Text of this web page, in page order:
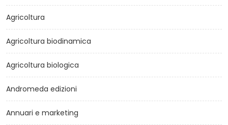
Agricoltura
Agricoltura biodinamica
Agricoltura biologica
Andromeda edizioni
Annuari e marketing